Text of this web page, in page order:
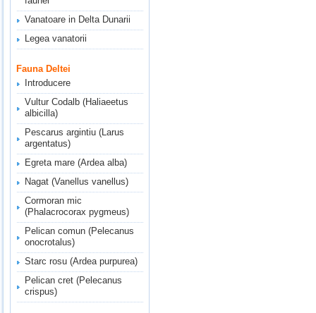
Vanatoare in Delta Dunarii
Legea vanatorii
Fauna Deltei
Introducere
Vultur Codalb (Haliaeetus
albicilla)
Pescarus argintiu (Larus
argentatus)
Egreta mare (Ardea alba)
Nagat (Vanellus vanellus)
Cormoran mic
(Phalacrocorax pygmeus)
Pelican comun (Pelecanus
onocrotalus)
Starc rosu (Ardea purpurea)
Pelican cret (Pelecanus
crispus)